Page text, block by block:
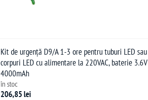
Kit de urgență D9/A 1-3 ore pentru tuburi LED sau
corpuri LED cu alimentare la 220VAC, baterie 3.6V
4000mAh
în stoc
206,85 lei